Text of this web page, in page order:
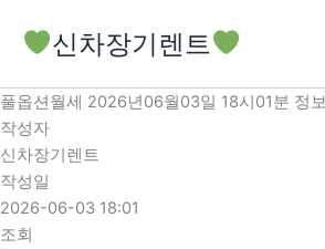
로
건
너
뛰
기
신차장기렌트
풀옵션월세 2026년06월03일 18시01분 정
작성자
신차장기렌트
작성일
2026-06-03 18:01
조회